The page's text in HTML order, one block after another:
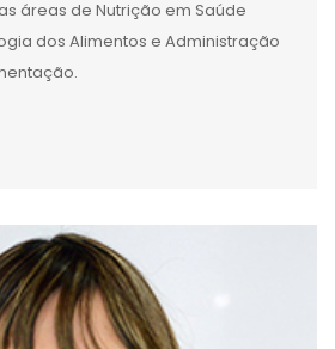
áreas de Nutrição em Saúde
dos Alimentos e Administração